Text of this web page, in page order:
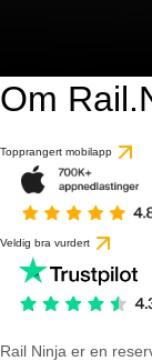
Om
Topprangert mobilapp
Veldig bra vurdert
Rail Ninja er en